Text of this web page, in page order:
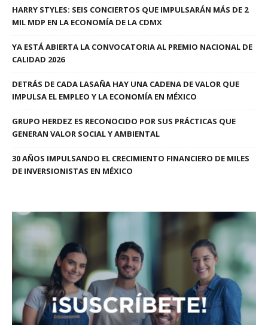
HARRY STYLES: SEIS CONCIERTOS QUE IMPULSARÁN MÁS DE 2
MIL MDP EN LA ECONOMÍA DE LA CDMX
YA ESTÁ ABIERTA LA CONVOCATORIA AL PREMIO NACIONAL DE
CALIDAD 2026
DETRÁS DE CADA LASAÑA HAY UNA CADENA DE VALOR QUE
IMPULSA EL EMPLEO Y LA ECONOMÍA EN MÉXICO
GRUPO HERDEZ ES RECONOCIDO POR SUS PRÁCTICAS QUE
GENERAN VALOR SOCIAL Y AMBIENTAL
30 AÑOS IMPULSANDO EL CRECIMIENTO FINANCIERO DE MILES
DE INVERSIONISTAS EN MÉXICO